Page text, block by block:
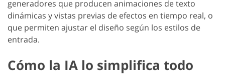
generadores que producen animaciones de texto
dinámicas y vistas previas de efectos en tiempo real, o
que permiten ajustar el diseño según los estilos de
entrada.
Cómo la IA lo simplifica todo